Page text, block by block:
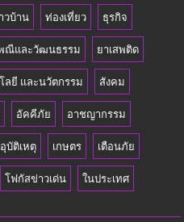
วบ้าน ท่องเที่ยว ธุรกิจ
ณีและวัฒนธรรม ยาเสพติด
ลยี และนวัตกรรม สังคม
อัคคีภัย อาชญากรรม
อุบัติเหตุ เกษตร เตือนภัย
โฟกัสข่าวเด่น ในประเทศ